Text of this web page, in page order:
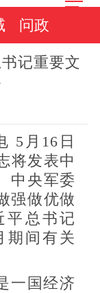
问政
记重要文
5月16日
将发表中
中央军委
强做优做
平总书记
期间有关
一国经济